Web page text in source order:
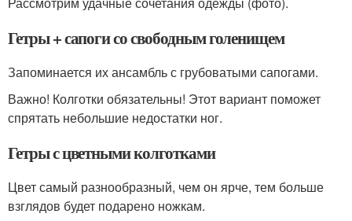
Гетры + сапоги со свободным голенищем
Запоминается их ансамбль с грубоватыми сапогами.
Важно! Колготки обязательны! Этот вариант поможет
спрятать небольшие недостатки ног.
Гетры с цветными колготками
Цвет самый разнообразный, чем он ярче, тем больше
взглядов будет подарено ножкам.